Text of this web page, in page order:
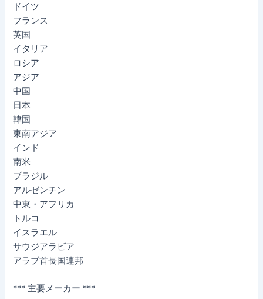
ドイツ
フランス
英国
イタリア
ロシア
アジア
中国
日本
韓国
東南アジア
インド
南米
ブラジル
アルゼンチン
中東・アフリカ
トルコ
イスラエル
サウジアラビア
アラブ首長国連邦
*** 主要メーカー ***